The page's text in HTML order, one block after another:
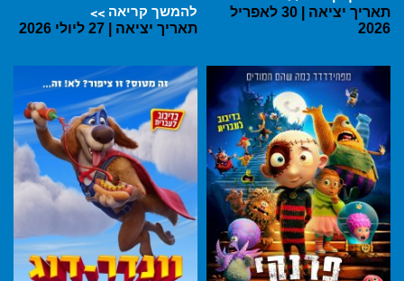
תאריך יציאה | 30 לאפריל
2026
להמשך קריאה
תאריך יציאה | 27 ליולי 2026